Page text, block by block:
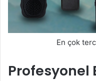
En çok
Profesyonel